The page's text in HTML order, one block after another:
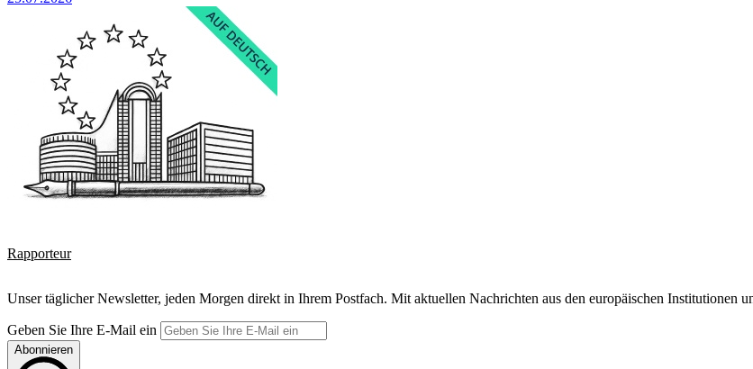
Rapporteur
Unser täglicher Newsletter, jeden Morgen direkt in Ihrem Postfach. Mit aktuellen Nachrichten aus den europäischen Institutionen
Geben Sie Ihre E-Mail ein
Abonnieren